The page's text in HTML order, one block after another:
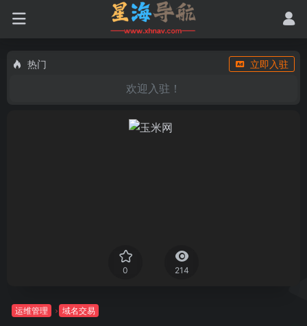
热门 立即入驻
欢迎入驻！
0 214
运维管理 域名交易